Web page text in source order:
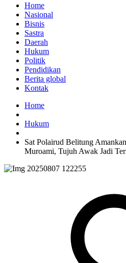
Home
Nasional
Bisnis
Sastra
Daerah
Hukum
Politik
Pendidikan
Berita global
Kontak
Home
Hukum
Sat Polairud Belitung
Muroami, Tujuh Awak Jadi